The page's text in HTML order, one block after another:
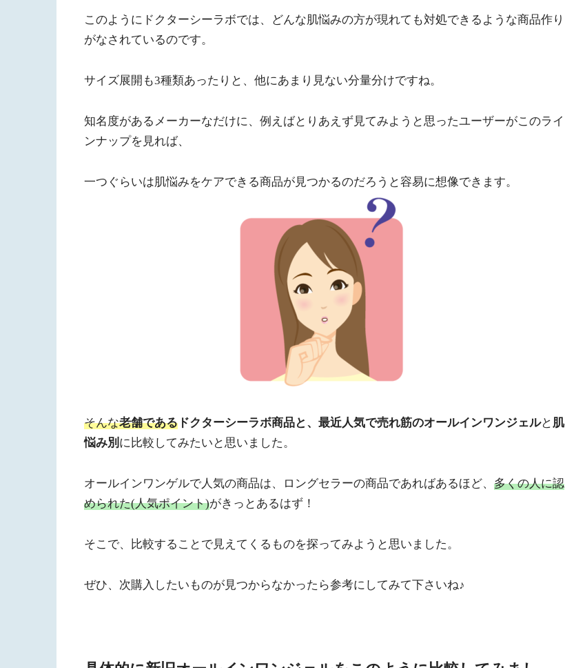
このようにドクターシーラボでは、どんな肌悩みの方が現れても対処できるような商品作り
がなされているのです。
サイズ展開も3種類あったりと、他にあまり見ない分量分けですね。
知名度があるメーカーなだけに、例えばとりあえず見てみようと思ったユーザーがこのライ
ンナップを見れば、
一つぐらいは肌悩みをケアできる商品が見つかるのだろうと容易に想像できます。
そんな老舗である ドクターシーラボ商品と、最近人気で売れ筋のオールインワンジェルと 肌
悩み別 に比較してみたいと思いました。
オールインワンゲルで人気の商品は、ロングセラーの商品であればあるほど、 多くの人に認
められた(人気ポイント)がきっとあるはず！
そこで、比較することで見えてくるものを探ってみようと思いました。
ぜひ、次購入したいものが見つからなかったら参考にしてみて下さいね♪